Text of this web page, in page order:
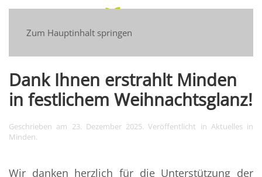
Zum Hauptinhalt springen
Dank Ihnen erstrahlt Minden
in festlichem Weihnachtsglanz!
Geschrieben am 23. Dezember 2025. Veröffentlicht in Aktuelles in
Minden.
Wir danken herzlich für die Unterstützung der